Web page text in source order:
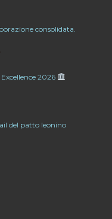
consolidata.
2026
del patto leonino